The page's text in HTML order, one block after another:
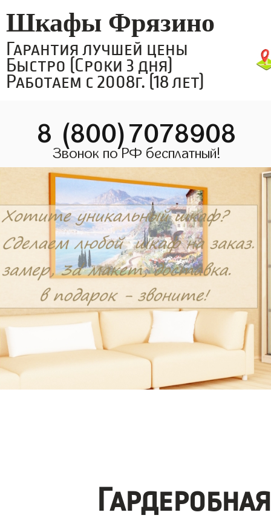
Шкафы Фрязино
Гарантия лучшей цены
Быстро (Сроки 3 дня)
Работаем с 2008г. (18 лет)
8 (800)7078908
Звонок по РФ бесплатный!